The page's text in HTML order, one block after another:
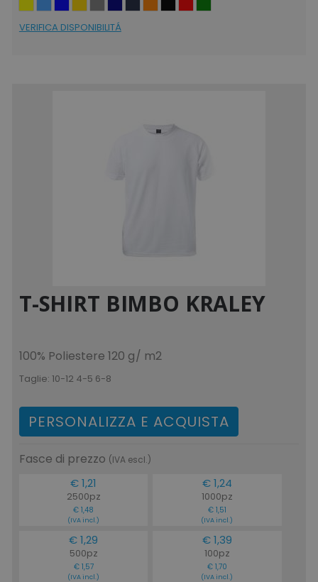
VERIFICA DISPONIBILITÁ
T-SHIRT BIMBO KRALEY
100% Poliestere 120 g/ m2
Taglie: 10-12 4-5 6-8
PERSONALIZZA E ACQUISTA
Fasce di prezzo (IVA escl.)
€ 1,21
2500pz
€ 1,48
(IVA incl.)
€ 1,24
1000pz
€ 1,51
(IVA incl.)
€ 1,29
500pz
€ 1,57
(IVA incl.)
€ 1,39
100pz
€ 1,70
(IVA incl.)